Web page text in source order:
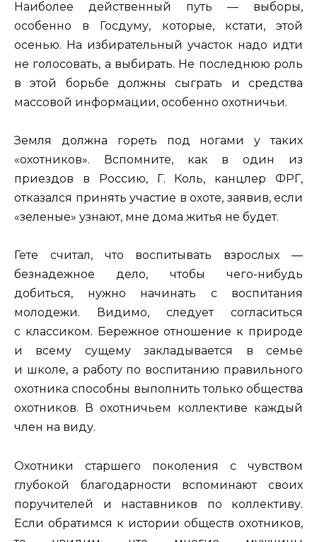
Наиболее действенный путь — выборы,
особенно в Госдуму, которые, кстати, этой
осенью. На избирательный участок надо идти
не голосовать, а выбирать. Не последнюю роль
в этой борьбе должны сыграть и средства
массовой информации, особенно охотничьи.
Земля должна гореть под ногами у таких
«охотников». Вспомните, как в один из
приездов в Россию, Г. Коль, канцлер ФРГ,
отказался принять участие в охоте, заявив, если
«зеленые» узнают, мне дома житья не будет.
Гете считал, что воспитывать взрослых —
безнадежное дело, чтобы чего-нибудь
добиться, нужно начинать с воспитания
молодежи. Видимо, следует согласиться
с классиком. Бережное отношение к природе
и всему сущему закладывается в семье
и школе, а работу по воспитанию правильного
охотника способны выполнить только общества
охотников. В охотничьем коллективе каждый
член на виду.
Охотники старшего поколения с чувством
глубокой благодарности вспоминают своих
поручителей и наставников по коллективу.
Если обратимся к истории обществ охотников,